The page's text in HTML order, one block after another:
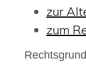
zur
zum